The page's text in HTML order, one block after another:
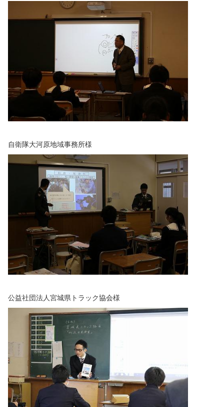
自衛隊大河原地域事務所様
公益社団法人宮城県トラック協会様